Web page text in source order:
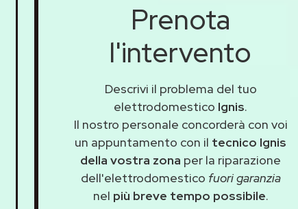
Prenota
l'intervento
Descrivi il problema del tuo
elettrodomestico Ignis.
Il nostro personale concorderà con voi
un appuntamento con il tecnico Ignis
della vostra zona per la riparazione
dell'elettrodomestico fuori garanzia
nel più breve tempo possibile.